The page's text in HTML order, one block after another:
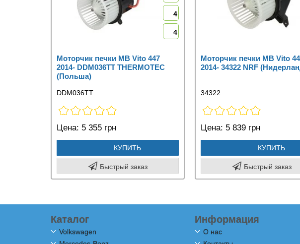
4
4
Моторчик печки MB Vito 447
2014- DDM036TT THERMOTEC
(Польша)
DDM036TT
Цена: 5 355 грн
КУПИТЬ
Быстрый заказ
Моторчик печки MB Vito
2014- 34322 NRF
34322
Цена: 5 839 грн
КУПИТЬ
Быстрый заказ
Каталог
Volkswagen
Информация
О нас